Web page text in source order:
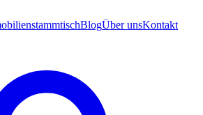
BlogÜber unsKontakt